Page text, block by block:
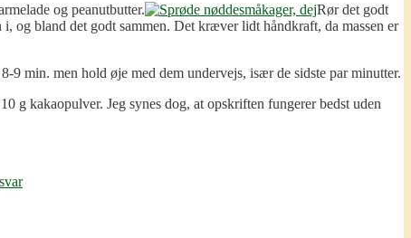
og peanutbutter.
Rør det godt
og bland det godt sammen. Det kræver lidt håndkraft, da massen er
9 min. men hold øje med dem undervejs, især de sidste par minutter.
g kakaopulver. Jeg synes dog, at opskriften fungerer bedst uden
svar